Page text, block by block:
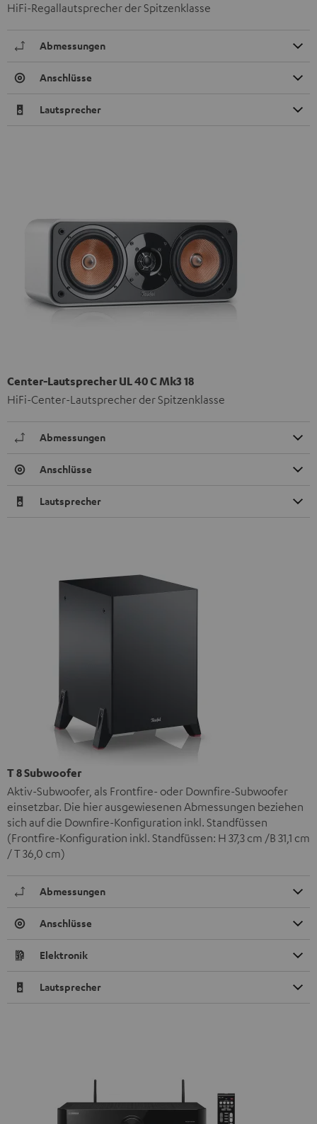
HiFi-Regallautsprecher der Spitzenklasse
Abmessungen
Anschlüsse
Lautsprecher
Center-Lautsprecher UL 40 C Mk3 18
HiFi-Center-Lautsprecher der Spitzenklasse
Abmessungen
Anschlüsse
Lautsprecher
T 8 Subwoofer
Aktiv-Subwoofer, als Frontfire- oder Downfire-Subwoofer
einsetzbar. Die hier ausgewiesenen Abmessungen beziehen
sich auf die Downfire-Konfiguration inkl. Standfüssen
(Frontfire-Konfiguration inkl. Standfüssen: H 37,3 cm /B 31,1 cm
/ T 36,0 cm)
Abmessungen
Anschlüsse
Elektronik
Lautsprecher